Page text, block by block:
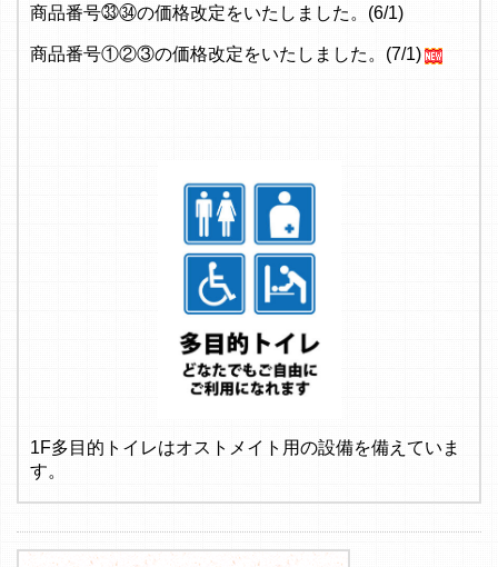
商品番号㉝㉞の価格改定をいたしました。(6/1)
商品番号①②③の価格改定をいたしました。(7/1)
1F多目的トイレはオストメイト用の設備を備えていま
す。